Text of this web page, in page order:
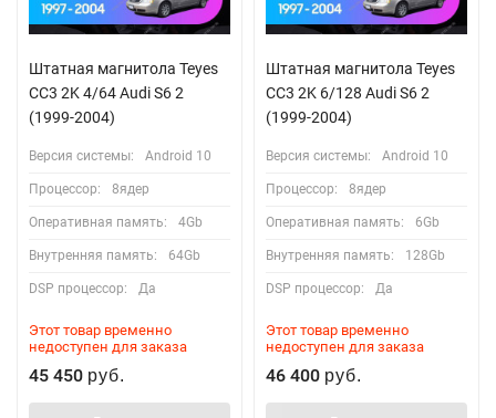
Штатная магнитола Teyes
CC3 2K 4/64 Audi S6 2
(1999-2004)
Версия системы: Android 10
Процессор: 8ядер
Оперативная память: 4Gb
Внутренняя память: 64Gb
DSP процессор: Да
Этот товар временно
недоступен для заказа
45 450 руб.
Штатная магнитола Teyes
CC3 2K 6/128 Audi S6 2
(1999-2004)
Версия системы: Android 10
Процессор: 8ядер
Оперативная память: 6Gb
Внутренняя память: 128Gb
DSP процессор: Да
Этот товар временно
недоступен для заказа
46 400 руб.